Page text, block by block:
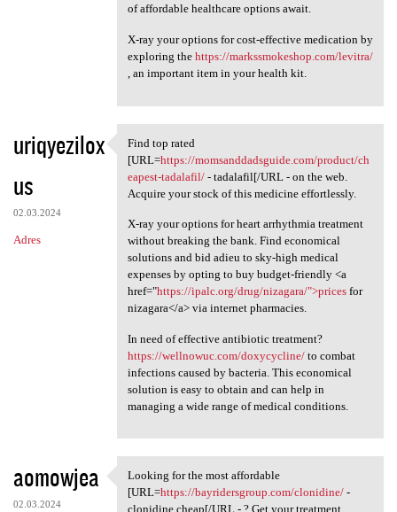
of affordable healthcare options await.
X-ray your options for cost-effective medication by
exploring the https://markssmokeshop.com/levitra/
, an important item in your health kit.
uriqyezilox
us
02.03.2024
Adres
Find top rated [URL=https:/
Find top rated
[URL=https://momsanddadsguide.com/product/ch
eapest-tadalafil/- tadalafil[/URL - on the web.
Acquire your stock of this medicine effortlessly.
X-ray your options for heart arrhythmia treatment
without breaking the bank. Find economical
solutions and bid adieu to sky-high medical
expenses by opting to buy budget-friendly <a
href="https://ipalc.org/drug/nizagara/">pricesfor
nizagara</a> via internet pharmacies.
In need of effective antibiotic treatment?
https://wellnowuc.com/doxycycline/to combat
infections caused by bacteria. This economical
solution is easy to obtain and can help in
managing a wide range of medical conditions.
aomowjea
02.03.2024
Looking for the most
Looking for the most affordable
[URL=https://bayridersgroup.com/clonidine/-
clonidine cheap[/URL - ? Get your treatment